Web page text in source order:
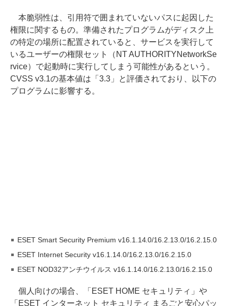
本脆弱性は、引用符で囲まれていないパスに起因した
権限に関するもの。準備されたプログラムがディスク上
の特定の場所に配置されていると、サービスを実行して
いるユーザーの権限セット（NT AUTHORITYNetworkSe
rvice）で起動時に実行してしまう可能性があるという。
CVSS v3.1の基本値は「3.3」と評価されており、以下の
プログラムに影響する。
ESET Smart Security Premium v16.1.14.0/16.2.13.0/16.2.15.0
ESET Internet Security v16.1.14.0/16.2.13.0/16.2.15.0
ESET NOD32アンチウイルス v16.1.14.0/16.2.13.0/16.2.15.0
個人向けの場合、「ESET HOME セキュリティ」や
「ESET インターネット セキュリティ まるごと安心パッ